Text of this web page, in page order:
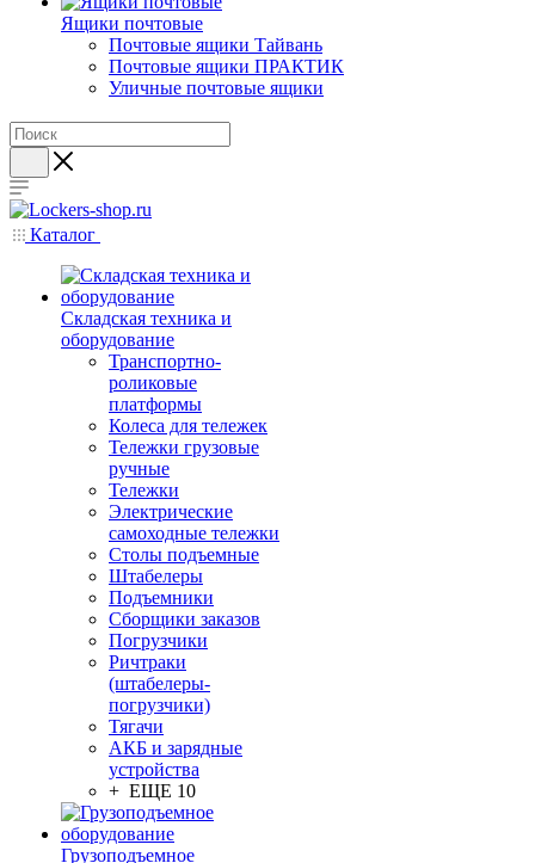
Ящики почтовые
Почтовые ящики Тайвань
Почтовые ящики ПРАКТИК
Уличные почтовые ящики
Каталог
Складская техника и
оборудование
Транспортно-
роликовые
платформы
Колеса для тележек
Тележки грузовые
ручные
Тележки
Электрические
самоходные тележки
Столы подъемные
Штабелеры
Подъемники
Сборщики заказов
Погрузчики
Ричтраки
(штабелеры-
погрузчики)
Тягачи
АКБ и зарядные
устройства
+ ЕЩЕ 10
Грузоподъемное